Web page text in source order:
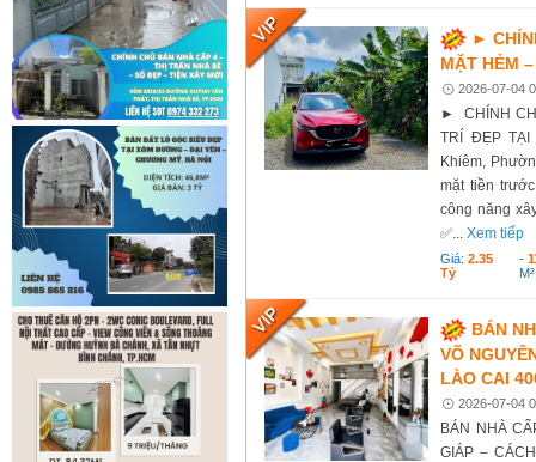
►
MẶT HẺM
2026-07-04
► CHÍNH
TRÍ ĐẸP
Khiêm,
mặt tiền
công năng
✅...Xem tiếp
Giá:2.35
Tỷ
-
M²
BÁN
VÕ
LÀO CAI
2026-07-04
BÁN NHÀ
GIÁP –